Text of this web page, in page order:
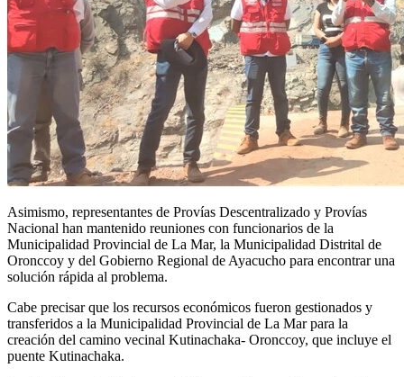
Asimismo, representantes de Provías Descentralizado y Provías
Nacional han mantenido reuniones con funcionarios de la
Municipalidad Provincial de La Mar, la Municipalidad Distrital de
Oronccoy y del Gobierno Regional de Ayacucho para encontrar una
solución rápida al problema.
Cabe precisar que los recursos económicos fueron gestionados y
transferidos a la Municipalidad Provincial de La Mar para la
creación del camino vecinal Kutinachaka- Oronccoy, que incluye el
puente Kutinachaka.